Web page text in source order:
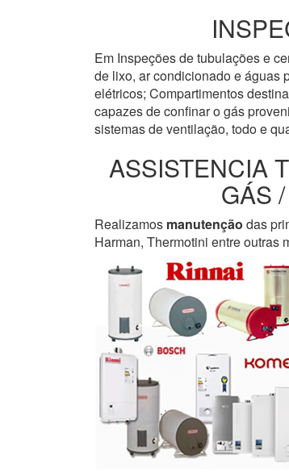
Em Inspeções de tubulações e
de lixo, ar condicionado e águas
elétricos; Compartimentos
capazes de confinar o gás
sistemas de ventilação, todo e
ASSISTENCIA
GÁS
Realizamos manutenção das
Harman, Thermotini entre outras